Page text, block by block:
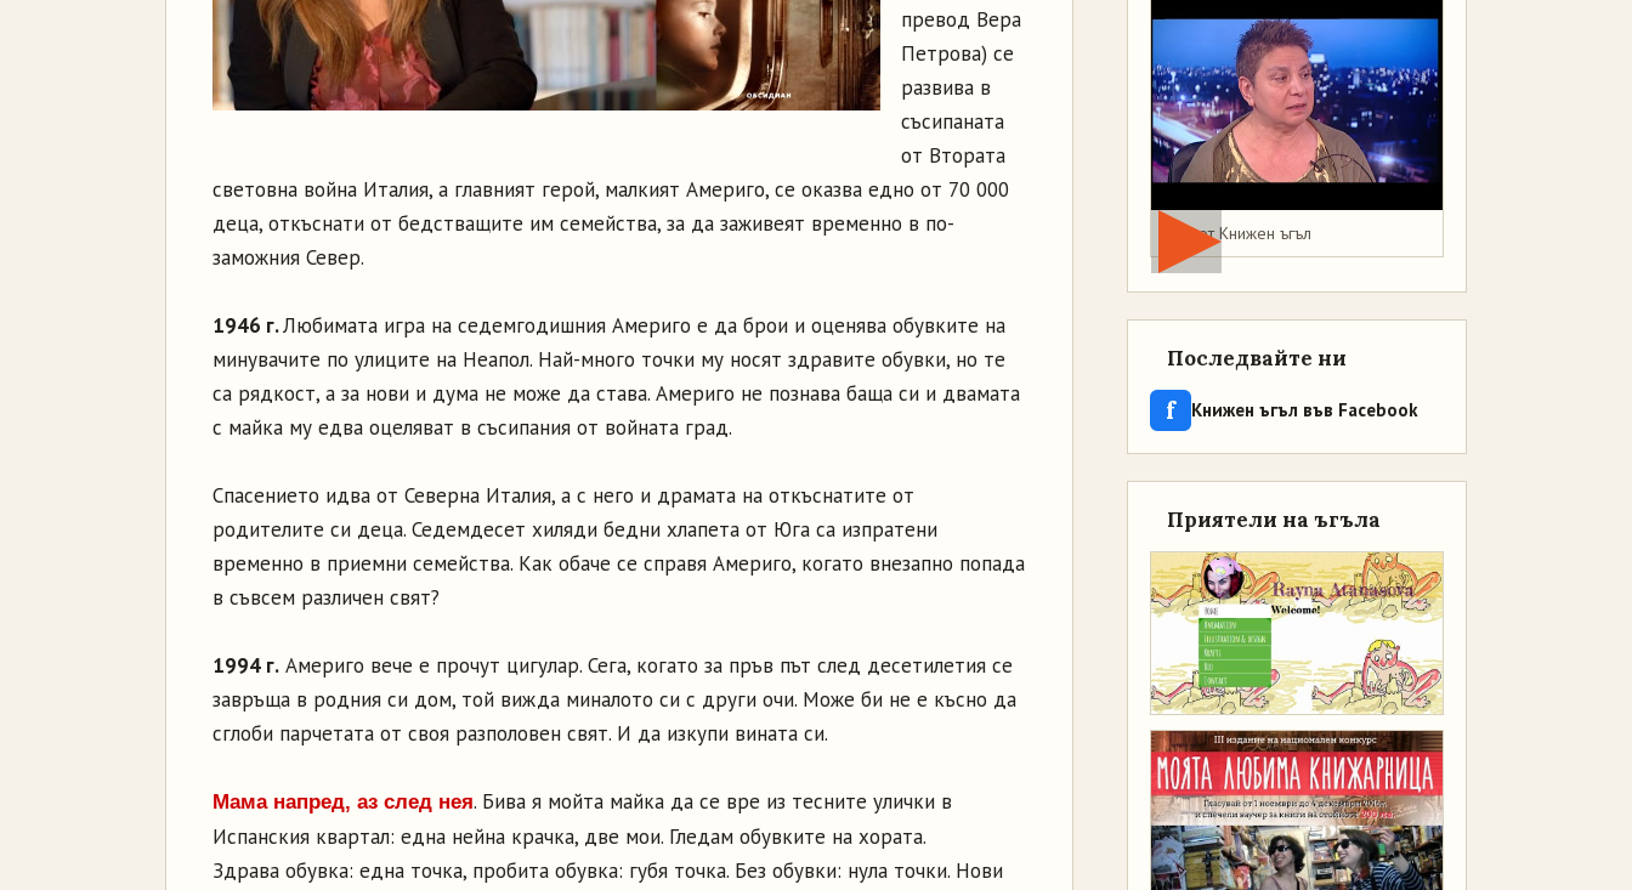
превод Вера
Петрова) се
развива в
съсипаната
от Втората
световна война Италия, а главният герой, малкият Америго, се оказва едно от 70 000
деца, откъснати от бедстващите им семейства, за да заживеят временно в по-
заможния Север.
1946 г.Любимата игра на седемгодишния Америго е да брои и оценява обувките на
минувачите по улиците на Неапол. Най-много точки му носят здравите обувки, но те
са рядкост, а за нови и дума не може да става. Америго не познава баща си и двамата
с майка му едва оцеляват в съсипания от войната град.
Спасението идва от Северна Италия, а с него и драмата на откъснатите от
родителите си деца. Седемдесет хиляди бедни хлапета от Юга са изпратени
временно в приемни семейства. Как обаче се справя Америго, когато внезапно попада
в съвсем различен свят?
1994 г. Америго вече е прочут цигулар. Сега, когато за пръв път след десетилетия се
завръща в родния си дом, той вижда миналото си с други очи. Може би не е късно да
сглоби парчетата от своя разполовен свят. И да изкупи вината си.
Мама напред, аз след нея. Бива я мойта майка да се вре из тесните улички в
Испанския квартал: една нейна крачка, две мои. Гледам обувките на хората.
Здрава обувка: една точка, пробита обувка: губя точка. Без обувки: нула точки. Нови
Мая от Книжен ъгъл
Последвайте ни
f Книжен ъгъл във Facebook
Приятели на ъгъла